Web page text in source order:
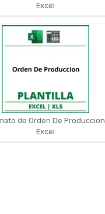
Excel
de Orden De Produccion
Excel